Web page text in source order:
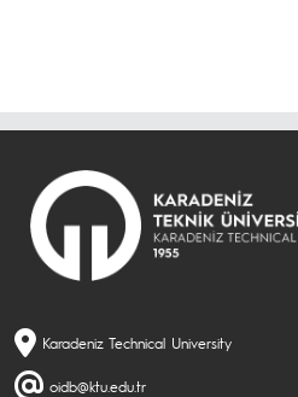
Karadeniz Technical University
oidb@ktu.edu.tr